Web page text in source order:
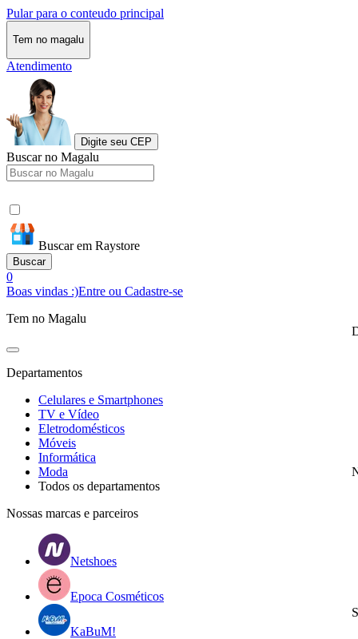
Pular para o conteudo principal
Tem no magalu
Atendimento
Digite seu CEP
Buscar no Magalu
Buscar em Raystore
Buscar
0
Boas vindas :)Entre ou Cadastre-se
Tem no Magalu
Departamentos
Celulares e Smartphones
TV e Vídeo
Eletrodomésticos
Móveis
Informática
Moda
Todos os departamentos
Nossas marcas e parceiros
Netshoes
Epoca Cosméticos
KaBuM!